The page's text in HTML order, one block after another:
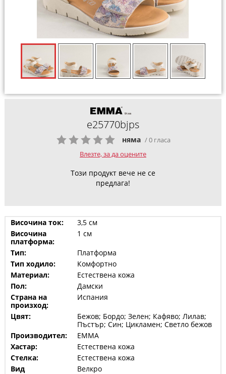
e25770bjps
няма / 0 гласа
Влезте, за да оцените
Този продукт вече не се
предлага!
Височина ток:
3,5 см
Височина
платформа:
1 см
Тип:
Платформа
Тип ходило:
Комфортно
Материал:
Естествена кожа
Пол:
Дамски
Страна на
произход:
Испания
Цвят:
Бежов; Бордо; Зелен; Кафяво; Лилав;
Пъстър; Син; Цикламен; Светло бежов
Производител:
EMMA
Хастар:
Естествена кожа
Стелка:
Естествена кожа
Вид
Велкро